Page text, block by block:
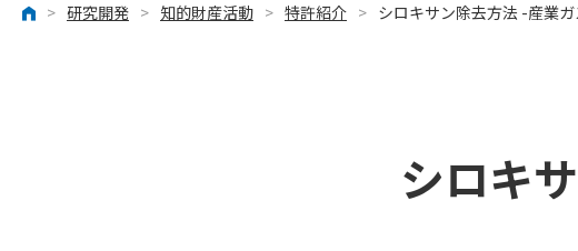
ホーム
> 研究開発 > 知的財産活動 > 特許紹介 > シロキサン除去方法 -産業
シロキ